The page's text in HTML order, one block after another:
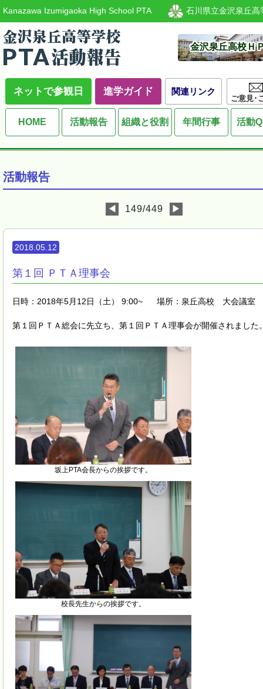
Kanazawa Izumigaoka High School PTA 石川県立金沢泉丘高
金沢泉丘高校Ｈ
ネットで参観日 進学ガイド 関連リンク
ご意見･
HOME 活動報告 組織と役割 年間行事 活動
活動報告
◀ 149/449 ▶
2018.05.12
第１回 ＰＴＡ理事会
日時：2018年5月12日（土） 9:00~ 場所：泉丘高校 大会議室
第１回ＰＴＡ総会に先立ち、第１回ＰＴＡ理事会が開催されました
坂上PTA会長からの挨拶です。
校長先生からの挨拶です。